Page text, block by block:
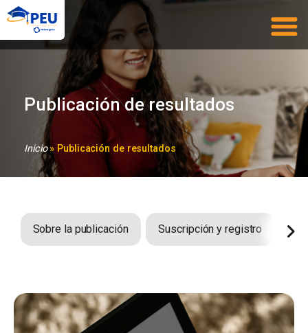
Publicación de resultados
Inicio» Publicación de resultados
Sobre la publicación Suscripción y registro